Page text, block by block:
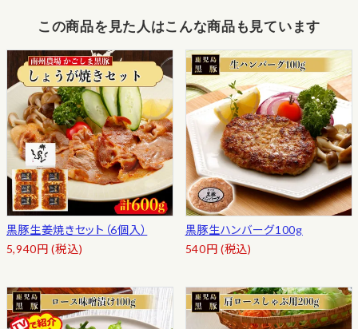
この商品を見た人はこんな商品も見ています
黒豚生姜焼きセット（6個入）
5,940円(税込)
黒豚生ハンバーグ100g
540円(税込)